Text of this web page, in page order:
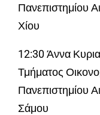
Πανεπιστημίου
Χίου
12:30 Άννα
Τμήματος
Πανεπιστημίου
Σάμου